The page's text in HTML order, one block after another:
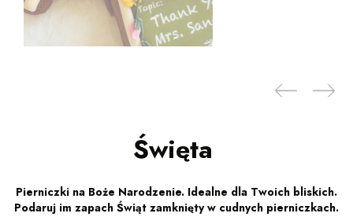
Święta
Pierniczki na Boże Narodzenie. Idealne dla Twoich bliskich.
Podaruj im zapach Świąt zamknięty w cudnych pierniczkach.